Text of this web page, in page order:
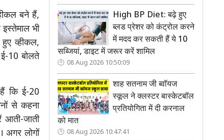
बने हैं,
भी
व्हीकल,
10 बोलते
कि ई-20
से कहना
आती-जाती
अगर लोगों
High BP Diet: बढ़े हुए
ब्लड प्रेशर को कंट्रोल करने
में मदद कर सकती हैं ये 10
सब्जियां, डाइट में जरूर करें शामिल
08 Aug 2026 10:50:09
शाह सतनाम जी ब्वॉयज
स्कूल ने क्लस्टर बास्केटबॉल
प्रतियोगिता में दी करनाल
को मात
08 Aug 2026 10:47:41